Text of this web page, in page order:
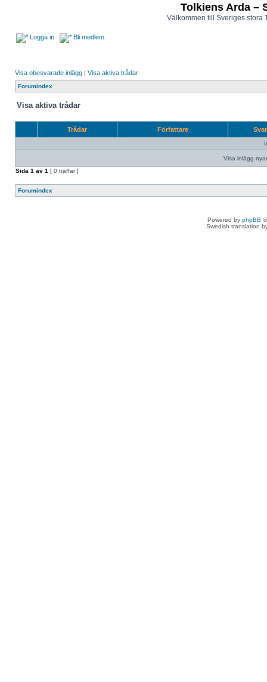
Tolkiens Arda –
Välkommen till Sveriges stora
Logga in Bli medlem
Visa obesvarade inlägg | Visa aktiva trådar
Forumindex
Visa aktiva trådar
Trådar Författare
Visa inlägg
Sida 1 av 1 [ 0 träffar ]
Forumindex
Powered by phpBB
Swedish translation